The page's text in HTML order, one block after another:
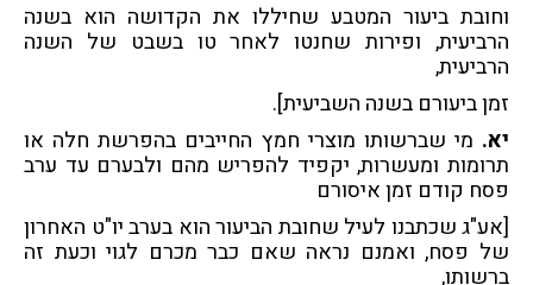
וחובת ביעור המטבע שחיללו את הקדושה הוא בשנה
הרביעית, ופירות שחנטו לאחר טו בשבט של השנה
הרביעית,
זמן ביעורם בשנה השביעית].
יא. מי שברשותו מוצרי חמץ החייבים בהפרשת חלה או
תרומות ומעשרות, יקפיד להפריש מהם ולבערם עד ערב
פסח קודם זמן איסורם
[אע"ג שכתבנו לעיל שחובת הביעור הוא בערב יו"ט האחרון
של פסח, ואמנם נראה שאם כבר מכרם לגוי וכעת זה
ברשותו,